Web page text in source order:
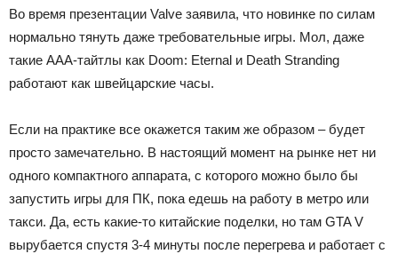
Во время презентации Valve заявила, что новинке по силам
нормально тянуть даже требовательные игры. Мол, даже
такие AAA-тайтлы как Doom: Eternal и Death Stranding
работают как швейцарские часы.
Если на практике все окажется таким же образом – будет
просто замечательно. В настоящий момент на рынке нет ни
одного компактного аппарата, с которого можно было бы
запустить игры для ПК, пока едешь на работу в метро или
такси. Да, есть какие-то китайские поделки, но там GTA V
вырубается спустя 3-4 минуты после перегрева и работает с